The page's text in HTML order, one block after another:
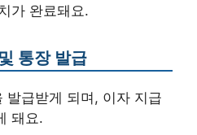
가 완료돼요.
통장 발급
발급받게 되며, 이자 지급
돼요.